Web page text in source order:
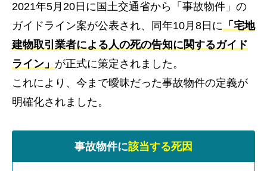
2021年5月20日に国土交通省から「事故物件」の
ガイドライン案が公表され、同年10月8日に「宅地
建物取引業者による人の死の告知に関するガイド
ライン」が正式に策定されました。
これにより、今まで曖昧だった事故物件の定義が
明確化されました。
事故物件に該当する死因